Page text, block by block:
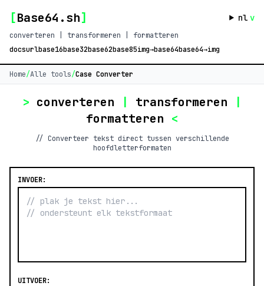
[Base64.sh] nl v
converteren | transformeren | formatteren
docsurlbase16base32base62base85img→base64base64→img
Home/Alle tools/Case Converter
> converteren | transformeren
|
formatteren <
// Converteer tekst direct tussen verschillende
hoofdletterformaten
INVOER:
UITVOER: